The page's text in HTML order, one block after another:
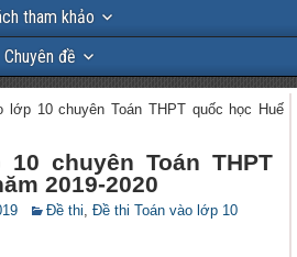
tham khảo
Chuyên đề
lớp 10 chuyên Toán THPT quốc học Huế
chuyên Toán THPT
2019-2020
Đề thi, Đề thi Toán vào lớp 10